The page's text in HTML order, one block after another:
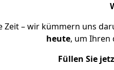
Zeit – wir kümmern uns
heute, um Ihren
Füllen Sie